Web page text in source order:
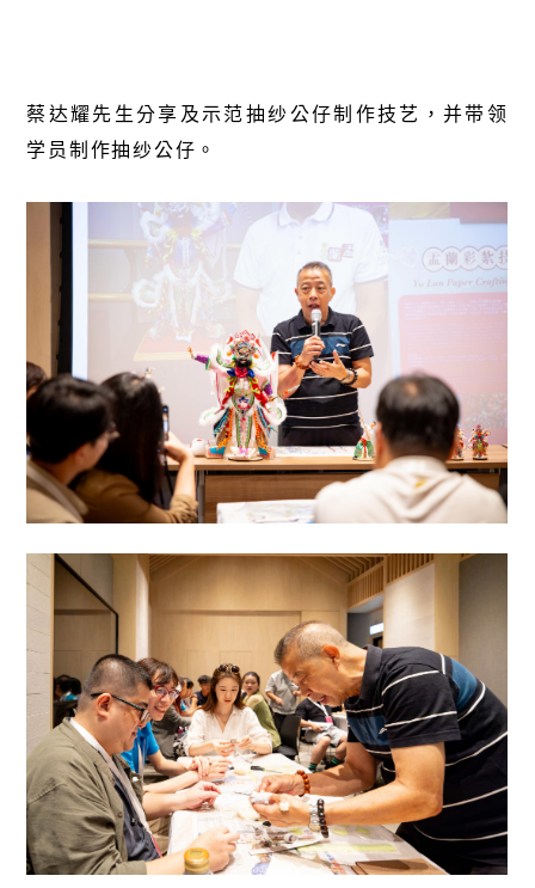
蔡达耀先生分享及示范抽纱公仔制作技艺，并带领
学员制作抽纱公仔。